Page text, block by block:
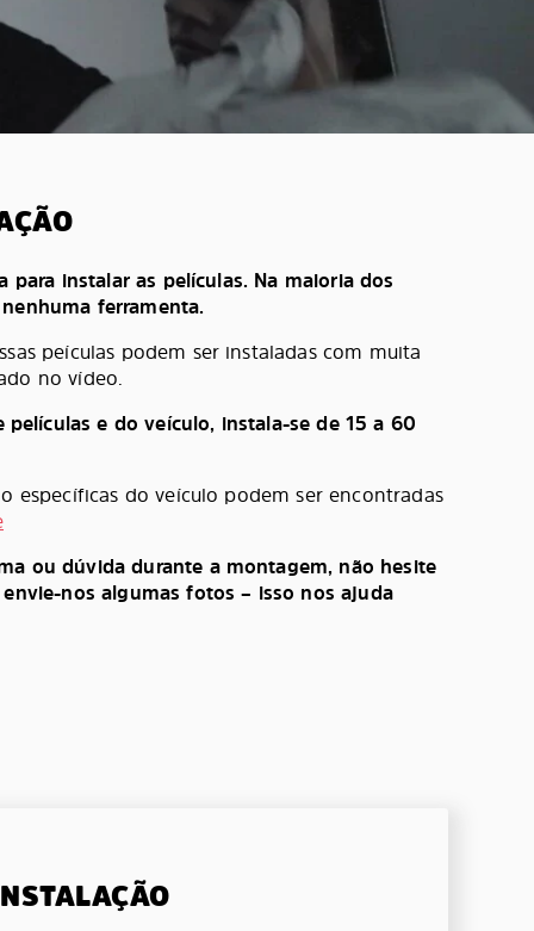
para instalar as películas. Na maioria dos
ferramenta.
peículas podem ser instaladas com muita
no vídeo.
e do veículo, instala-se de 15 a 60
específicas do veículo podem ser encontradas
ou dúvida durante a montagem, não hesite
nos algumas fotos – isso nos ajuda